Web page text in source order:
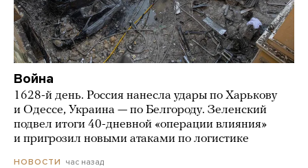
Война
1628-й день. Россия нанесла удары по Харькову
и Одессе, Украина — по Белгороду. Зеленский
подвел итоги 40-дневной «операции влияния»
и пригрозил новыми атаками по логистике
НОВОСТИ час назад